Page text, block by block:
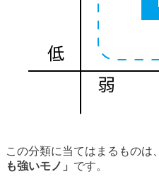
この分類に当てはまるものは、
も強いモノ」 です。